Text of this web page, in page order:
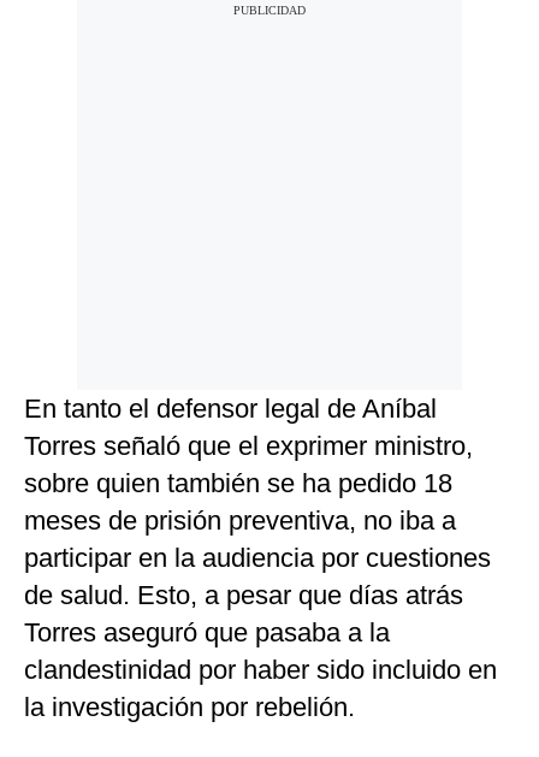
En tanto el defensor legal de Aníbal
Torres señaló que el exprimer ministro,
sobre quien también se ha pedido 18
meses de prisión preventiva, no iba a
participar en la audiencia por cuestiones
de salud. Esto, a pesar que días atrás
Torres aseguró que pasaba a la
clandestinidad por haber sido incluido en
la investigación por rebelión.